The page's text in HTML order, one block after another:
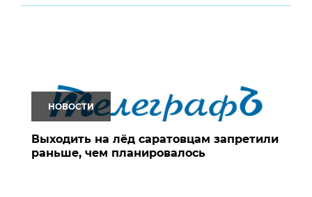
НОВОСТИ
Выходить на лёд саратовцам запретили
раньше, чем планировалось